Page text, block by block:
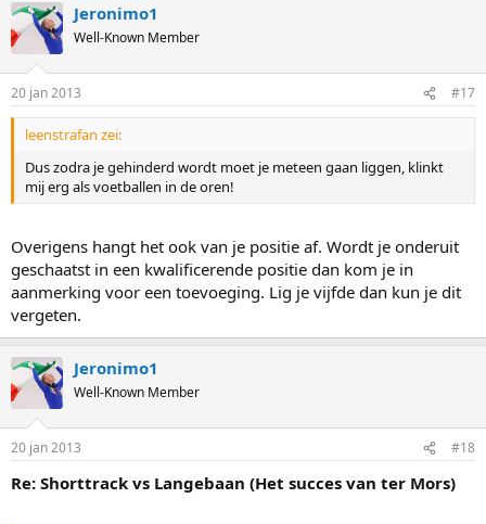
Jeronimo1
Well-Known Member
20 jan 2013 #17
leenstrafan zei:
Dus zodra je gehinderd wordt moet je meteen gaan liggen, klinkt
mij erg als voetballen in de oren!
Overigens hangt het ook van je positie af. Wordt je onderuit
geschaatst in een kwalificerende positie dan kom je in
aanmerking voor een toevoeging. Lig je vijfde dan kun je dit
vergeten.
Jeronimo1
Well-Known Member
20 jan 2013 #18
Re: Shorttrack vs Langebaan (Het succes van ter Mors)